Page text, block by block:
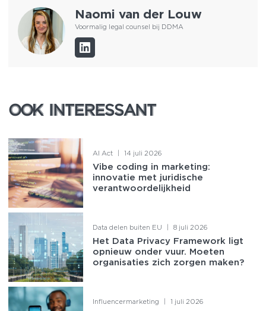
Naomi van der Louw
Voormalig legal counsel bij DDMA
OOK INTERESSANT
OOK INTERESSANT
AI Act | 14 juli 2026
Vibe coding in marketing:
innovatie met juridische
verantwoordelijkheid
Data delen buiten EU | 8 juli 2026
Het Data Privacy Framework ligt
opnieuw onder vuur. Moeten
organisaties zich zorgen maken?
Influencermarketing | 1 juli 2026